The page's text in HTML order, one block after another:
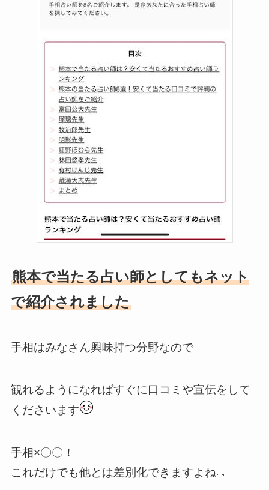
熊本で当たる占い師としてもネット
で紹介されました
手相はみなさん興味持つ分野なので
観れるようになればすぐに口コミや宣伝をして
くださいます
手相×〇〇！
これだけでも他とは差別化できますよね